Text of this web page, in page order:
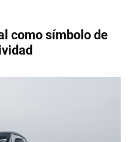
como símbolo de